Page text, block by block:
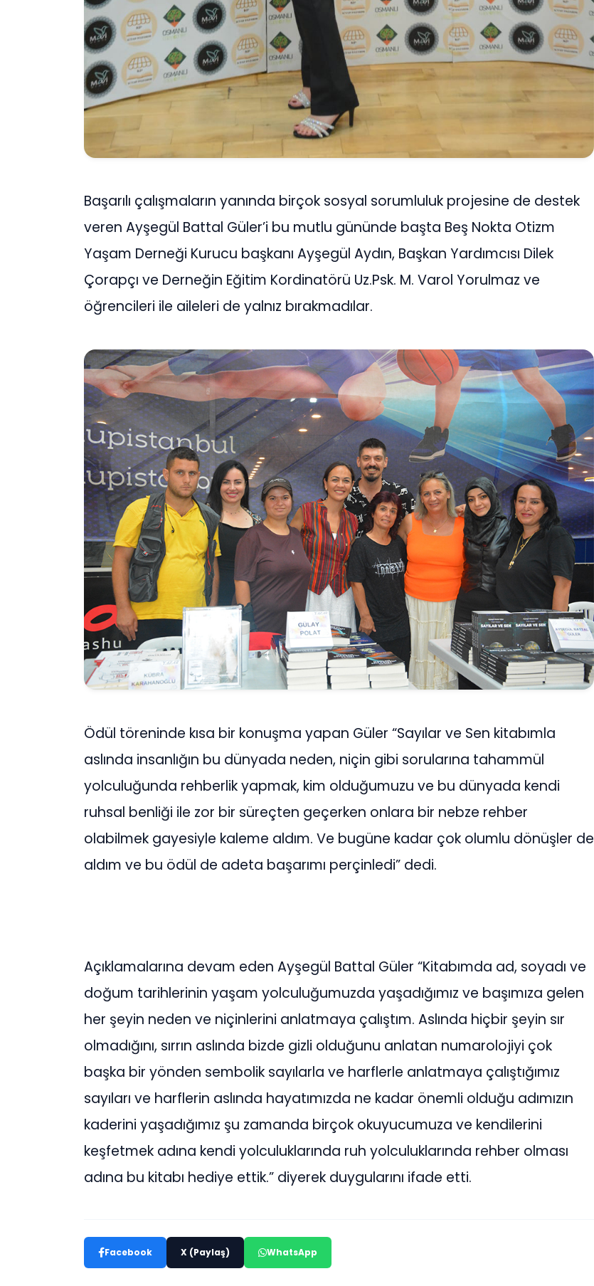
Başarılı çalışmaların yanında birçok sosyal sorumluluk projesine de destek
veren Ayşegül Battal Güler’i bu mutlu gününde başta Beş Nokta Otizm
Yaşam Derneği Kurucu başkanı Ayşegül Aydın, Başkan Yardımcısı Dilek
Çorapçı ve Derneğin Eğitim Kordinatörü Uz.Psk. M. Varol Yorulmaz ve
öğrencileri ile aileleri de yalnız bırakmadılar.
Ödül töreninde kısa bir konuşma yapan Güler “Sayılar ve Sen kitabımla
aslında insanlığın bu dünyada neden, niçin gibi sorularına tahammül
yolculuğunda rehberlik yapmak, kim olduğumuzu ve bu dünyada kendi
ruhsal benliği ile zor bir süreçten geçerken onlara bir nebze rehber
olabilmek gayesiyle kaleme aldım. Ve bugüne kadar çok olumlu dönüşler de
aldım ve bu ödül de adeta başarımı perçinledi” dedi.
Açıklamalarına devam eden Ayşegül Battal Güler “Kitabımda ad, soyadı ve
doğum tarihlerinin yaşam yolculuğumuzda yaşadığımız ve başımıza gelen
her şeyin neden ve niçinlerini anlatmaya çalıştım. Aslında hiçbir şeyin sır
olmadığını, sırrın aslında bizde gizli olduğunu anlatan numarolojiyi çok
başka bir yönden sembolik sayılarla ve harflerle anlatmaya çalıştığımız
sayıları ve harflerin aslında hayatımızda ne kadar önemli olduğu adımızın
kaderini yaşadığımız şu zamanda birçok okuyucumuza ve kendilerini
keşfetmek adına kendi yolculuklarında ruh yolculuklarında rehber olması
adına bu kitabı hediye ettik.” diyerek duygularını ifade etti.
Facebook X (Paylaş) WhatsApp